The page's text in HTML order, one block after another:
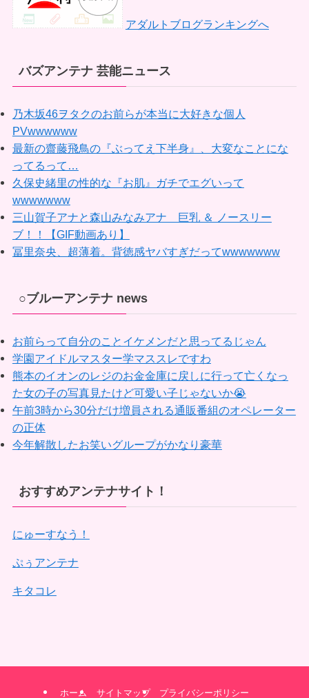
アダルトブログランキングへ
バズアンテナ 芸能ニュース
乃木坂46ヲタクのお前らが本当に大好きな個人
PVwwwwww
最新の齋藤飛鳥の『ぶってえ下半身』、大変なことにな
ってるって…
久保史緒里の性的な『お肌』ガチでエグいって
wwwwwww
三山賀子アナと森山みなみアナ 巨乳 ＆ ノースリー
ブ！！【GIF動画あり】
冨里奈央、超薄着。背徳感ヤバすぎだってwwwwwww
○ブルーアンテナ news
お前らって自分のことイケメンだと思ってるじゃん
学園アイドルマスター学マススレですわ
熊本のイオンのレジのお金金庫に戻しに行って亡くなっ
た女の子の写真見たけど可愛い子じゃないか😭
午前3時から30分だけ増員される通販番組のオペレーター
の正体
今年解散したお笑いグループがかなり豪華
おすすめアンテナサイト！
にゅーすなう！
ぷぅアンテナ
キタコレ
ホーム サイトマップ プライバシーポリシー